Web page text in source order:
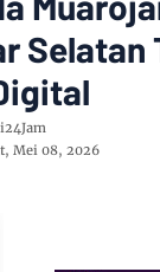
Selatan
Mei 08, 2026